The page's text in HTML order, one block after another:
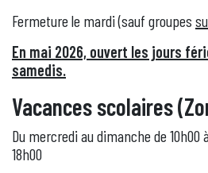
Fermeture le mardi (sauf groupes
En mai 2026, ouvert les jours
samedis.
Vacances scolaires
Du mercredi au dimanche de 10h00
18h00